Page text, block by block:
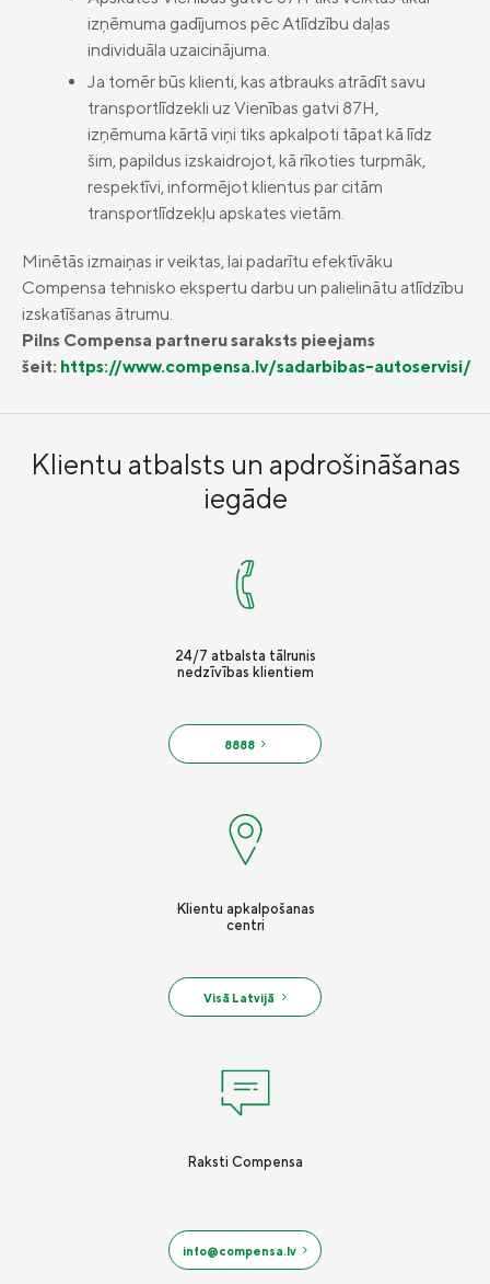
Ieguldījumu fondi
Fondu vienību cenas
Papildapdrošināšana
Compensa Seesam mobilā aplikācija
Compensa Life mobilā aplikācija
Compensa Seesam attālinātās ārstu
konsultācijas
Compensa Life Vienna Insurance Group
SE Latvijas filiāles kontakti
„Compensa Vienna Insurance Group”
ADB Latvijas filiāles kontakti
Jaunumi
Par mums
Ilgtspēja
Juridiskā informācija
Apdrošināšanas izplatītāji
Pieejamības paziņojums
Vieglā valoda
izņēmuma gadījumos pēc Atlīdzību daļas
individuāla uzaicinājuma.
Ja tomēr būs klienti, kas atbrauks atrādīt savu
transportlīdzekli uz Vienības gatvi 87H,
izņēmuma kārtā viņi tiks apkalpoti tāpat kā līdz
šim, papildus izskaidrojot, kā rīkoties turpmāk,
respektīvi, informējot klientus par citām
transportlīdzekļu apskates vietām.
Minētās izmaiņas ir veiktas, lai padarītu efektīvāku
Compensa tehnisko ekspertu darbu un palielinātu atlīdzību
izskatīšanas ātrumu.
Pilns Compensa partneru saraksts pieejams
šeit: https://www.compensa.lv/sadarbibas-autoservisi/
Klientu atbalsts un apdrošināšanas
iegāde
24/7 atbalsta tālrunis
nedzīvības klientiem
8888
Klientu apkalpošanas
centri
Visā Latvijā
Raksti Compensa
info@compensa.lv